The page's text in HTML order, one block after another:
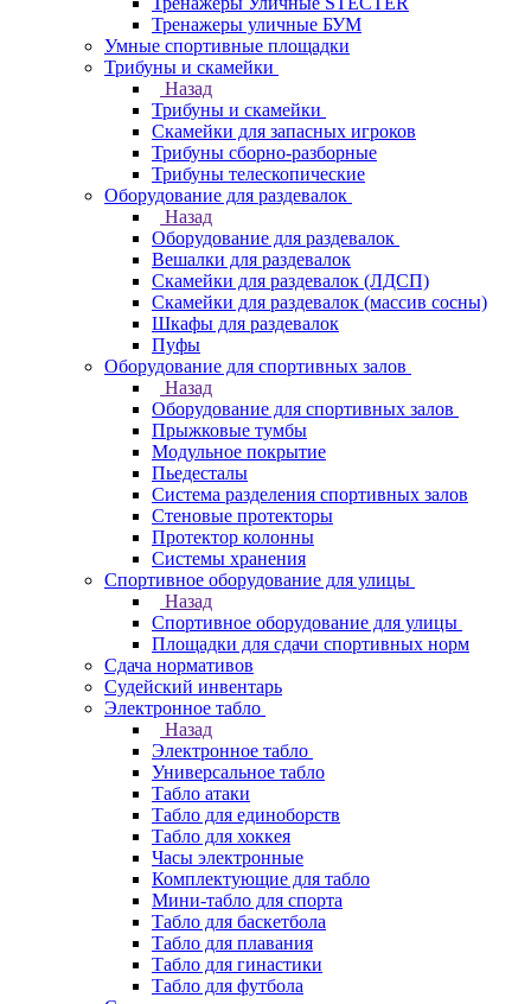
Тренажеры уличные БУМ
Умные спортивные площадки
Трибуны и скамейки
Назад
Трибуны и скамейки
Скамейки для запасных игроков
Трибуны сборно-разборные
Трибуны телескопические
Оборудование для раздевалок
Назад
Оборудование для раздевалок
Вешалки для раздевалок
Скамейки для раздевалок (ЛДСП)
Скамейки для раздевалок (массив сосны)
Шкафы для раздевалок
Пуфы
Оборудование для спортивных залов
Назад
Оборудование для спортивных залов
Прыжковые тумбы
Модульное покрытие
Пьедесталы
Система разделения спортивных залов
Стеновые протекторы
Протектор колонны
Системы хранения
Спортивное оборудование для улицы
Назад
Спортивное оборудование для улицы
Площадки для сдачи спортивных норм
Сдача нормативов
Судейский инвентарь
Электронное табло
Назад
Электронное табло
Универсальное табло
Табло атаки
Табло для единоборств
Табло для хоккея
Часы электронные
Комплектующие для табло
Мини-табло для спорта
Табло для баскетбола
Табло для плавания
Табло для гинастики
Табло для футбола